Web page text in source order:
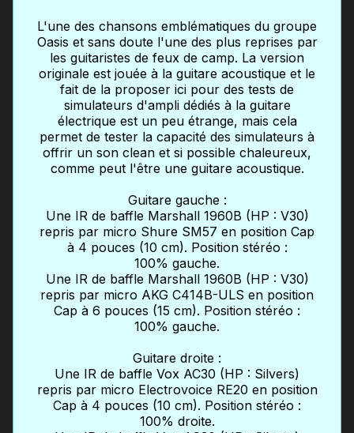
L'une des chansons emblématiques du groupe
Oasis et sans doute l'une des plus reprises par
les guitaristes de feux de camp. La version
originale est jouée à la guitare acoustique et le
fait de la proposer ici pour des tests de
simulateurs d'ampli dédiés à la guitare
électrique est un peu étrange, mais cela
permet de tester la capacité des simulateurs à
offrir un son clean et si possible chaleureux,
comme peut l'être une guitare acoustique.
Guitare gauche :
Une IR de baffle Marshall 1960B (HP : V30)
repris par micro Shure SM57 en position Cap
à 4 pouces (10 cm). Position stéréo :
100% gauche.
Une IR de baffle Marshall 1960B (HP : V30)
repris par micro AKG C414B-ULS en position
Cap à 6 pouces (15 cm). Position stéréo :
100% gauche.
Guitare droite :
Une IR de baffle Vox AC30 (HP : Silvers)
repris par micro Electrovoice RE20 en position
Cap à 4 pouces (10 cm). Position stéréo :
100% droite.